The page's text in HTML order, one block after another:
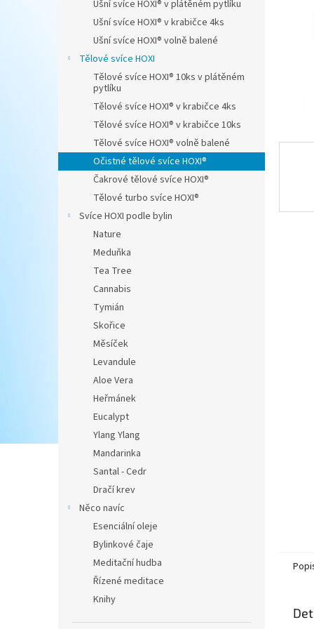
Ušní svíce HOXI® v plátěném pytlíku
Ušní svíce HOXI® v krabičce 4ks
Ušní svíce HOXI® volně balené
Tělové svíce HOXI
Tělové svíce HOXI® 10ks v plátěném
pytlíku
Tělové svíce HOXI® v krabičce 4ks
Tělové svíce HOXI® v krabičce 10ks
Tělové svíce HOXI® volně balené
Očistné tělové svíce HOXI®
Čakrové tělové svíce HOXI®
Tělové turbo svíce HOXI®
Svíce HOXI podle bylin
Nature
Meduňka
Tea Tree
Cannabis
Tymián
Skořice
Měsíček
Levandule
Aloe Vera
Heřmánek
Eucalypt
Ylang Ylang
Mandarinka
Santal - Cedr
Dračí krev
Něco navíc
Esenciální oleje
Bylinkové čaje
Meditační hudba
Řízené meditace
Knihy